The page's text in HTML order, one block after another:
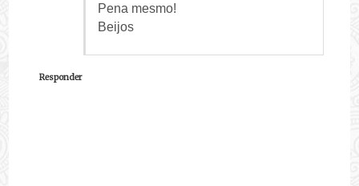
Pena mesmo!
Beijos
Responder